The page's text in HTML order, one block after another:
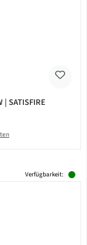
SATISFIRE
Verfügbarkeit: